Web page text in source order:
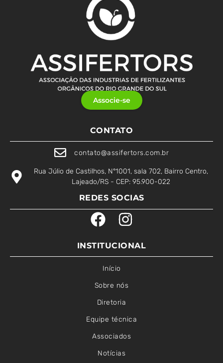
Associe-se
CONTATO
contato@assifertors.com.br
Rua Júlio de Castilhos, N°1001, sala 702, Bairro Centro,
Lajeado/RS - CEP: 95.900-022
REDES SOCIAS
INSTITUCIONAL
Início
Sobre nós
Diretoria
Equipe técnica
Associados
Notícias